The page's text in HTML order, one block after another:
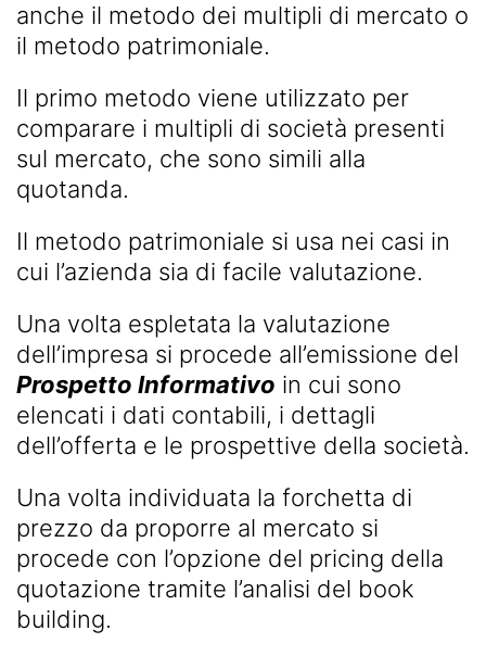
anche il metodo dei multipli di mercato o
il metodo patrimoniale.
Il primo metodo viene utilizzato per
comparare i multipli di società presenti
sul mercato, che sono simili alla
quotanda.
Il metodo patrimoniale si usa nei casi in
cui l’azienda sia di facile valutazione.
Una volta espletata la valutazione
dell’impresa si procede all’emissione del
Prospetto Informativo in cui sono
elencati i dati contabili, i dettagli
dell’offerta e le prospettive della società.
Una volta individuata la forchetta di
prezzo da proporre al mercato si
procede con l’opzione del pricing della
quotazione tramite l’analisi del book
building.